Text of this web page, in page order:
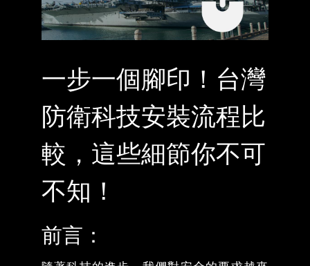
一步一個腳印！台灣
防衛科技安裝流程比
較，這些細節你不可
不知！
前言：